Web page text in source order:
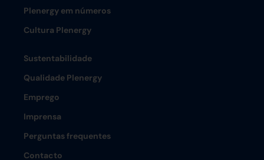
Plenergy em números
Cultura Plenergy
Sustentabilidade
Qualidade Plenergy
Emprego
Imprensa
Perguntas frequentes
Contacto